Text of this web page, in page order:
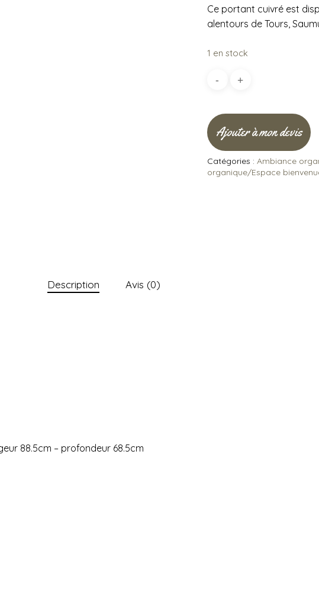
Ce portant cuivré est
alentours de Tours,
1 en stock
Ajouter à mon devis
Catégories : Ambiance
organique/Espace
Description Avis (0)
88.5cm – profondeur 68.5cm